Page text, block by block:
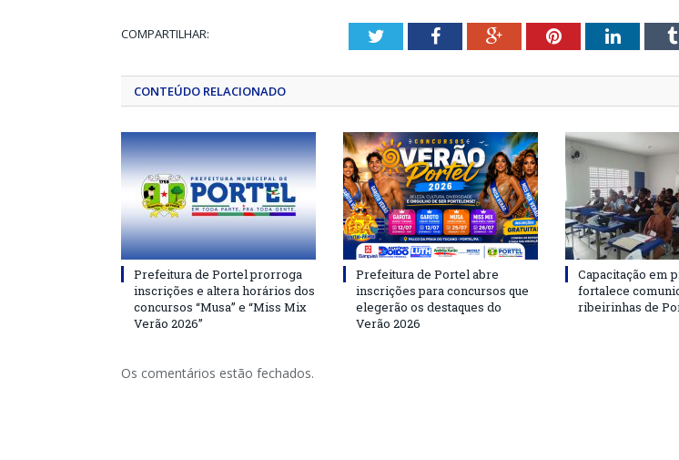
COMPARTILHAR: TwitterFacebookGoogle+PinterestLinkedIn
CONTEÚDO RELACIONADO
Prefeitura de Portel prorroga
inscrições e altera horários dos
concursos “Musa” e “Miss Mix
Verão 2026”
Prefeitura de Portel abre
inscrições para concursos que
elegerão os destaques do
Verão 2026
Capacitação em
fortalece
ribeirinhas de
Os comentários estão fechados.